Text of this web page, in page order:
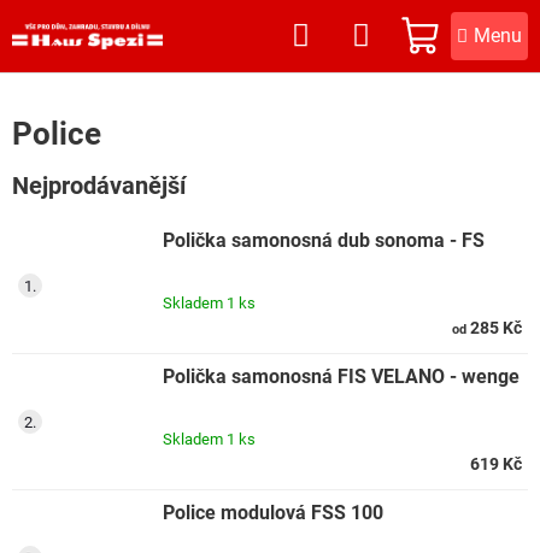
na
NÁKUPNÍ
KOŠÍK
Police
Nejprodávanější
Polička samonosná dub sonoma - FS
Skladem 1 ks
od 285 Kč
Polička samonosná FIS VELANO - wenge
Skladem 1 ks
619 Kč
Police modulová FSS 100